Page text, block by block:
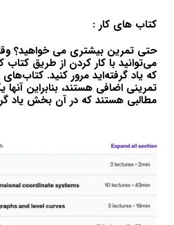
کتاب های کار :
حتی تمرین بیشتری می خواهید؟
می‌توانید با کار کردن از طریق کتاب
که یاد گرفته‌اید مرور کنید.
تمرینی اضافی هستند، بنابراین
مطالبی هستند که در آن بخش یاد